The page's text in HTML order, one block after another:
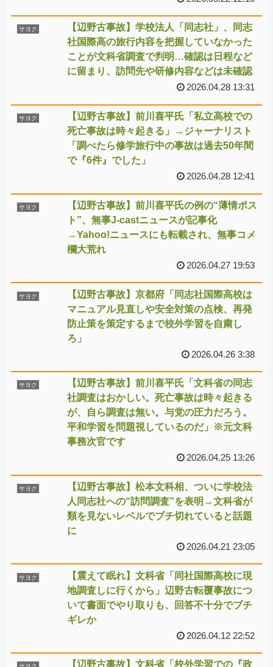
サヨク
【辺野古事故】学校法人「同志社」、同志
社国際高の旅行内容を把握していなかった
ことが文科省調査で判明…確認は日程など
に留まり、訪問先や研修内容などは未確認
2026.04.28 13:31
サヨク
【辺野古事故】前川喜平氏「私立高校での
死亡事故は時々起きる」→ジャーナリスト
「調べたら修学旅行中の事故は過去50年間
で『6件』でした」
2026.04.28 12:41
サヨク
【辺野古事故】前川喜平氏の例の“薄情ポス
ト”、無事J-castニュースが記事化
→Yahoo!ニュースにも転載され、無事コメ
欄大荒れ
2026.04.27 19:53
サヨク
【辺野古事故】京都府「同志社国際高校は
マニュアル見直しや安全対策の点検、再発
防止策を策定するまで校外学習を自粛し
ろ」
2026.04.26 3:38
サヨク
【辺野古事故】前川喜平氏「文科省の同志
社調査はおかしい。死亡事故は時々起きる
が、自ら調査は無い。与党の圧力だろう。
平和学習を問題視しているのだ」※元文科
事務次官です
2026.04.25 13:26
サヨク
【辺野古事故】松本文科相、ついに学校法
人同志社への“訪問調査”を表明→文科省が
類を見ないレベルでブチ切れていると話題
に
2026.04.21 23:05
サヨク
【震えて眠れ】文科省「同社国際高校に現
地調査しに行くから」辺野古転覆事故につ
いて書面でやり取りも、回答不十分でブチ
ギレか
2026.04.12 22:52
【辺野古事故】文科省「校外学習での『政